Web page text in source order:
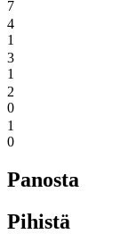
7
4
1
3
1
2
0
1
0
Panosta
Pihistä